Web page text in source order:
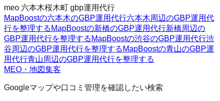
meo 六本木桜木町 gbp運用代行
MapBoostの六本木のGBP運用代行六本木周辺のGBP運用代
行を整理する MapBoostの新橋のGBP運用代行新橋周辺の
GBP運用代行を整理する MapBoostの渋谷のGBP運用代行渋
谷周辺のGBP運用代行を整理する MapBoostの青山のGBP運
用代行青山周辺のGBP運用代行を整理する
MEO・地図集客
Googleマップや口コミ管理を確認したい検索